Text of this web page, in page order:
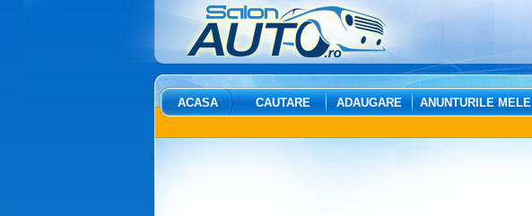
ACASA CAUTARE ADAUGARE ANUNTURILE MELE